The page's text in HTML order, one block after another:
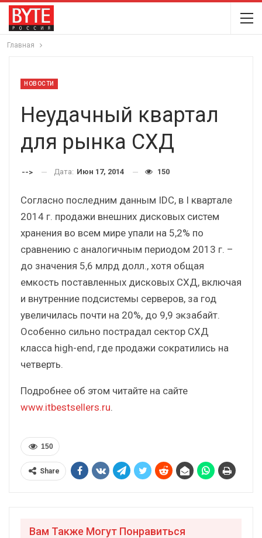
Главная
НОВОСТИ
Неудачный квартал
для рынка СХД
--> Дата: Июн 17, 2014 150
Согласно последним данным IDC, в I квартале
2014 г. продажи внешних дисковых систем
хранения во всем мире упали на 5,2% по
сравнению с аналогичным периодом 2013 г. –
до значения 5,6 млрд долл., хотя общая
емкость поставленных дисковых СХД, включая
и внутренние подсистемы серверов, за год
увеличилась почти на 20%, до 9,9 экзабайт.
Особенно сильно пострадал сектор СХД
класса high-end, где продажи сократились на
четверть.
Подробнее об этом читайте на сайте
www.itbestsellers.ru.
150
Share
Вам Также Могут Понравиться